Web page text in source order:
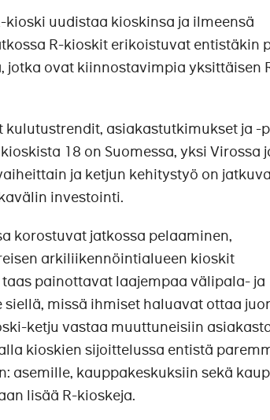
uudistaa kioskinsa ja ilmeensä
R-kioskit erikoistuvat entistäkin
jotka ovat kiinnostavimpia yksittäisen
asiakastutkimukset ja -
18 on Suomessa, yksi Virossa
ja ketjun kehitystyö on
investointi.
korostuvat jatkossa pelaaminen,
arkiliikennöintialueen kioskit
painottavat laajempaa välipala- ja
missä ihmiset haluavat ottaa
ketju vastaa muuttuneisiin
kioskien sijoittelussa entistä
asemille, kauppakeskuksiin sekä
lisää R-kioskeja.